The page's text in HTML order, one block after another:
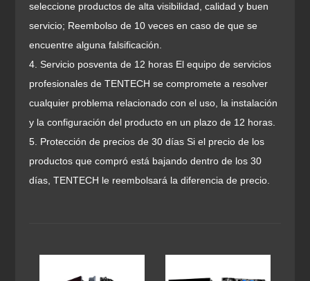
seleccione productos de alta visibilidad, calidad y buen
servicio; Reembolso de 10 veces en caso de que se
encuentre alguna falsificación.
4. Servicio posventa de 12 horas El equipo de servicios
profesionales de TENTECH se compromete a resolver
cualquier problema relacionado con el uso, la instalación
y la configuración del producto en un plazo de 12 horas.
5. Protección de precios de 30 días Si el precio de los
productos que compró está bajando dentro de los 30
días, TENTECH le reembolsará la diferencia de precio.